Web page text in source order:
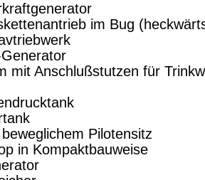
im Bug
mit Anschlußstutzen für
Pilotensitz
in Kompaktbauweise